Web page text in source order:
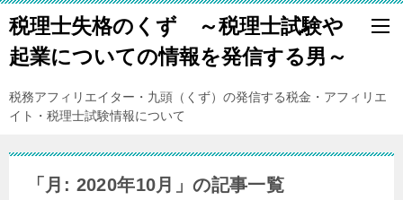
税理士失格のくず ～税理士試験や
起業についての情報を発信する男～
税務アフィリエイター・九頭（くず）の発信する税金・アフィリエ
イト・税理士試験情報について
「月: 2020年10月 」の記事一覧